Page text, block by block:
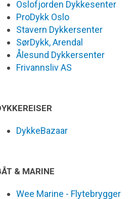
Oslofjorden Dykkesenter
ProDykk Oslo
Stavern Dykkersenter
SørDykk, Arendal
Ålesund Dykkersenter
Frivannsliv AS
DykkeBazaar
& MARINE
Wee Marine - Flytebrygger